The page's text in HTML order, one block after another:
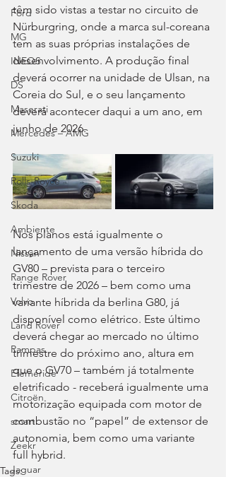
Ford
MG
INEOS
DS
Maserati
Mercedes – AMG
Suzuki
Rolls-Royce
Skoda
Ambiente
Nissan
Range Rover
Volvo
Land Rover
Rampas
Efeméride
Citroën
smart
Zeekr
Jaguar
têm sido vistas a testar no circuito de
Nürburgring, onde a marca sul-coreana
tem as suas próprias instalações de
desenvolvimento. A produção final
deverá ocorrer na unidade de Ulsan, na
Coreia do Sul, e o seu lançamento
deverá acontecer daqui a um ano, em
junho de 2026.
Nos planos está igualmente o
lançamento de uma versão híbrida do
GV80 – prevista para o terceiro
trimestre de 2026 – bem como uma
variante híbrida da berlina G80, já
disponível como elétrico. Este último
deverá chegar ao mercado no último
trimestre do próximo ano, altura em
que o GV70 – também já totalmente
eletrificado - receberá igualmente uma
motorização equipada com motor de
combustão no “papel” de extensor de
autonomia, bem como uma variante
full hybrid.
Tags: